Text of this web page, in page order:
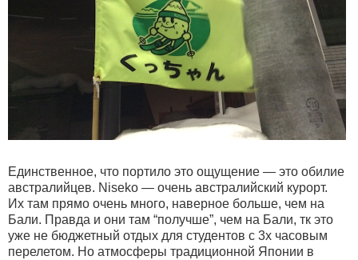
Единственное, что портило это ощущение — это обилие
австралийцев. Niseko — очень австралийский курорт.
Их там прямо очень много, наверное больше, чем на
Бали. Правда и они там “получше”, чем на Бали, тк это
уже не бюджетный отдых для студентов с 3х часовым
перелетом. Но атмосферы традиционной Японии в